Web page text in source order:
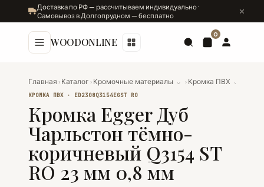
Доставка по РФ — рассчитываем индивидуально ·
Самовывоз в Долгопрудном — бесплатно
WOODONLINE
0
Главная › Каталог › Кромочные материалы ⌄ › Кромка ПВХ ⌄
КРОМКА ПВХ · ED2308Q3154EGST RO
Кромка Egger Дуб
Чарльстон тёмно-
коричневый Q3154 ST
RO 23 мм 0,8 мм